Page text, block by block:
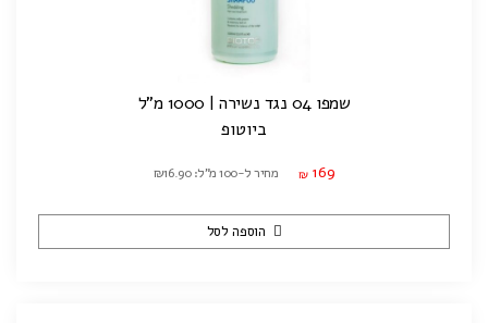
שמפו 04 נגד נשירה | 1000 מ"ל
ביוטופ
₪ 169 מחיר ל-100 מ"ל: ₪16.90
הוספה לסל